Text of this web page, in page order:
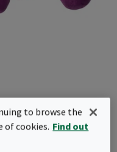
chemisch
geactiveerd
met een eigen
to browse the
of cookies. Find out